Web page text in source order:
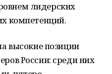
лидерских
компетенций.
высокие позиции
России: среди них